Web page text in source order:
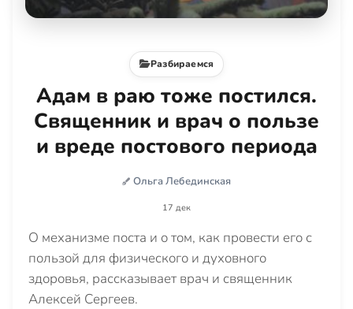
Разбираемся
Адам в раю тоже постился.
Священник и врач о пользе
и вреде постового периода
Ольга Лебединская
17 дек
О механизме поста и о том, как провести его с
пользой для физического и духовного
здоровья, рассказывает врач и священник
Алексей Сергеев.